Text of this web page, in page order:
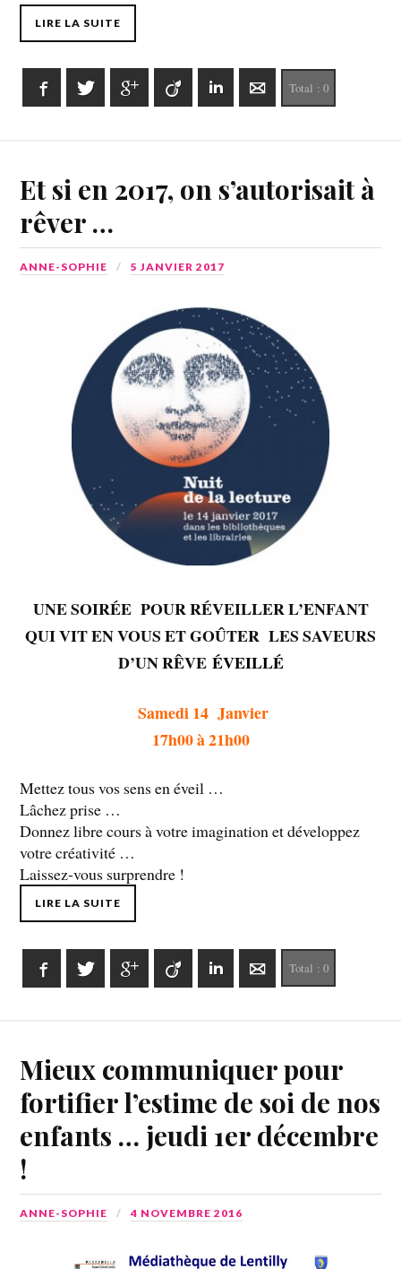
LIRE LA SUITE
FacebookTwitter Google+ Viadeo LinkedInE-mailTotal : 0
Et si en 2017, on s’autorisait à
rêver …
ANNE-SOPHIE 5 JANVIER 2017
UNE SOIRÉE POUR RÉVEILLER L’ENFANT
QUI VIT EN VOUS ET GOÛTER LES SAVEURS
D’UN RÊVE ÉVEILLÉ
Samedi 14 Janvier
17h00 à 21h00
Mettez tous vos sens en éveil …
Lâchez prise …
Donnez libre cours à votre imagination et développez
votre créativité …
Laissez-vous surprendre !
LIRE LA SUITE
FacebookTwitter Google+ Viadeo LinkedInE-mailTotal : 0
Mieux communiquer pour
fortifier l’estime de soi de nos
enfants … jeudi 1er décembre
!
ANNE-SOPHIE 4 NOVEMBRE 2016